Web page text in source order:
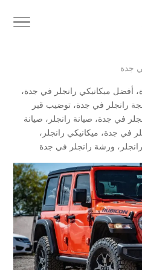
جدة
، أفضل ميكانيكي رانجلر في جدة،
رانجلر في جدة، توضيب قير
في جدة، صيانة رانجلر ، صيانة
في جدة، ميكانيكي رانجلر ،
، ورشة رانجلر في جدة